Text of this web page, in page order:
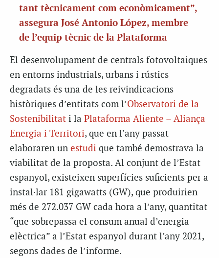
tant tècnicament com econòmicament”,
assegura José Antonio López, membre
de l’equip tècnic de la Plataforma
El desenvolupament de centrals fotovoltaiques
en entorns industrials, urbans i rústics
degradats és una de les reivindicacions
històriques d’entitats com l’Observatori de la
Sostenibilitat i la Plataforma Aliente – Aliança
Energia i Territori, que en l’any passat
elaboraren un estudi que també demostrava la
viabilitat de la proposta. Al conjunt de l’Estat
espanyol, existeixen superfícies suficients per a
instal·lar 181 gigawatts (GW), que produirien
més de 272.037 GW cada hora a l’any, quantitat
“que sobrepassa el consum anual d’energia
elèctrica” a l’Estat espanyol durant l’any 2021,
segons dades de l’informe.